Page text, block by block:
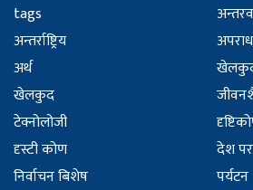
tags
अन्तर्राष्ट्रिय
अर्थ
खेलकुद
टेक्नोलोजी
दृस्टी कोण
देश
निर्वाचन बिशेष
पर्यटन